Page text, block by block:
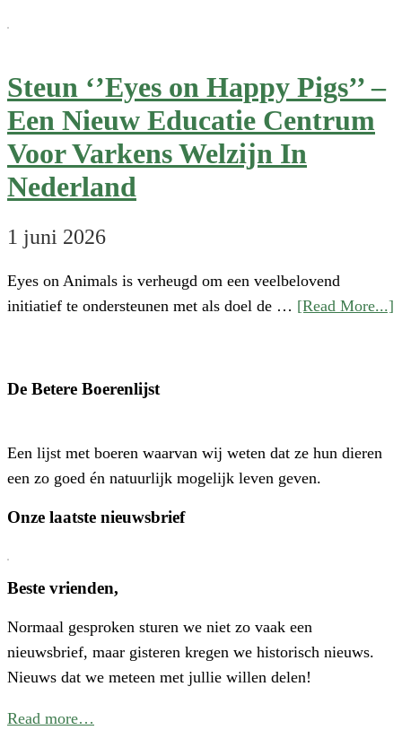
Steun ‘’Eyes on Happy Pigs’’ –
Een Nieuw Educatie Centrum
Voor Varkens Welzijn In
Nederland
1 juni 2026
Eyes on Animals is verheugd om een veelbelovend
initiatief te ondersteunen met als doel de … [Read More...]
De Betere Boerenlijst
Een lijst met boeren waarvan wij weten dat ze hun dieren
een zo goed én natuurlijk mogelijk leven geven.
Onze laatste nieuwsbrief
Beste vrienden,
Normaal gesproken sturen we niet zo vaak een
nieuwsbrief, maar gisteren kregen we historisch nieuws.
Nieuws dat we meteen met jullie willen delen!
Read more…